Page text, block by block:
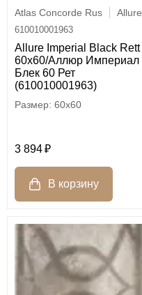
Atlas Concorde Rus Allure
610010001963
Allure Imperial Black Rett
60х60/Аллюр Империал
Блек 60 Рет
(610010001963)
60x60
3 894